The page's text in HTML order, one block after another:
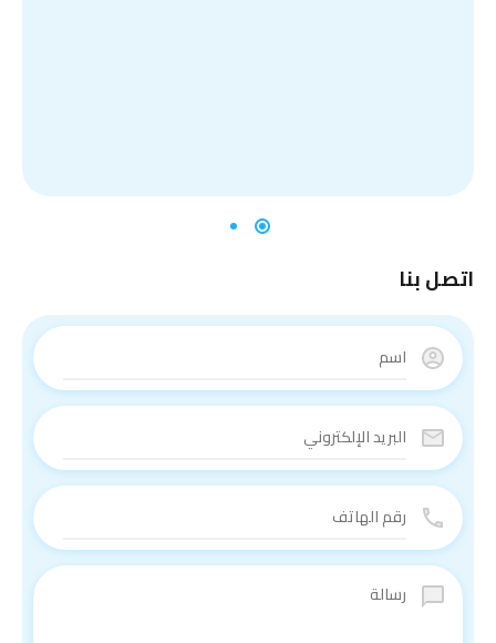
اتصل بنا